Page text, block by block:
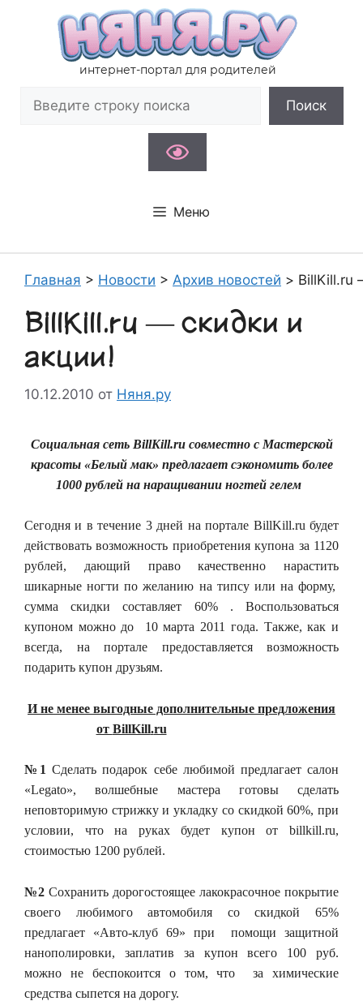
содержимому
интернет-портал для родителей
Поиск
Меню
Главная > Новости > Архив новостей > BillKill.ru
BillKill.ru — скидки и
акции!
10.12.2010 от Няня.ру
Социальная сеть BillKill.ru совместно с Мастерской
красоты «Белый мак» предлагает сэкономить более
1000 рублей на наращивании ногтей гелем
Сегодня и в течение 3 дней на портале BillKill.ru будет
действовать возможность приобретения купона за 1120
рублей, дающий право качественно нарастить
шикарные ногти по желанию на типсу или на форму,
сумма скидки составляет 60% . Воспользоваться
купоном можно до 10 марта 2011 года. Также, как и
всегда, на портале предоставляется возможность
подарить купон друзьям.
И не менее выгодные дополнительные предложения
от BillKill.ru
№1 Сделать подарок себе любимой предлагает салон
«Legato», волшебные мастера готовы сделать
неповторимую стрижку и укладку со скидкой 60%, при
условии, что на руках будет купон от billkill.ru,
стоимостью 1200 рублей.
№2 Сохранить дорогостоящее лакокрасочное покрытие
своего любимого автомобиля со скидкой 65%
предлагает «Авто-клуб 69» при помощи защитной
нанополировки, заплатив за купон всего 100 руб.
можно не беспокоится о том, что за химические
средства сыпется на дорогу.